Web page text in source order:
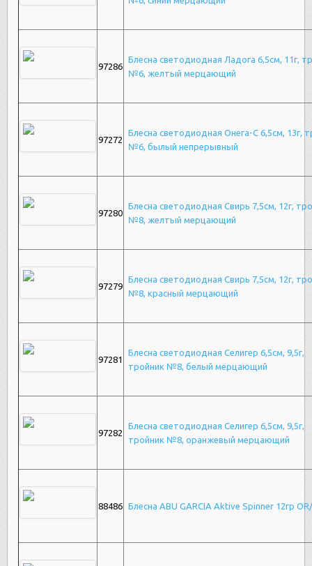
97286
Блесна светодиодная Ладога 6,5см, 11г,
№6, желтый мерцающий
97272
Блесна светодиодная Онега-С 6,5см, 13г,
№6, былый непрерывный
97280
Блесна светодиодная Свирь 7,5см, 12г,
№8, желтый мерцающий
97279
Блесна светодиодная Свирь 7,5см, 12г,
№8, красный мерцающий
97281
Блесна светодиодная Селигер 6,5см, 9,5г,
тройник №8, белый мерцающий
97282
Блесна светодиодная Селигер 6,5см, 9,5г,
тройник №8, оранжевый мерцающий
88486 Блесна ABU GARCIA Aktive Spinner 12гр